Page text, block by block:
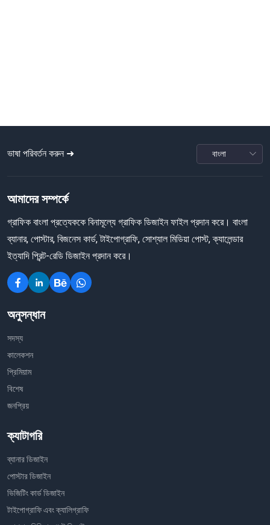
ভাষা পরিবর্তন করুন ➜
আমাদের সম্পর্কে
গ্রাফিক বাংলা প্রত্যেককে বিনামূল্যে গ্রাফিক ডিজাইন ফাইল প্রদান করে। বাংলা
ব্যানার, পোস্টার, বিজনেস কার্ড, টাইপোগ্রাফি, সোশ্যাল মিডিয়া পোস্ট, ক্যালেন্ডার
ইত্যাদি প্রিন্ট-রেডি ডিজাইন প্রদান করে।
অনুসন্ধান
সদস্য
কালেকশন
প্রিমিয়াম
বিশেষ
জনপ্রিয়
ক্যাটাগরি
ব্যানার ডিজাইন
পোস্টার ডিজাইন
ভিজিটিং কার্ড ডিজাইন
টাইপোগ্রাফি এবং ক্যালিগ্রাফি